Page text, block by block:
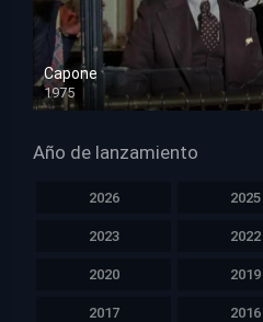
Capone
1975
HD 1080p
Año de lanzamiento
2026 2025
2023 2022
2020 2019
2017 2016